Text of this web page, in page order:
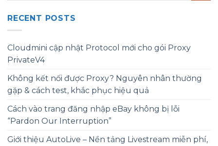
RECENT POSTS
Cloudmini cập nhật Protocol mới cho gói Proxy
PrivateV4
Không kết nối được Proxy? Nguyên nhân thường
gặp & cách test, khắc phục hiệu quả
Cách vào trang đăng nhập eBay không bị lỗi
“Pardon Our Interruption”
Giới thiệu AutoLive – Nền tảng Livestream miễn phí,